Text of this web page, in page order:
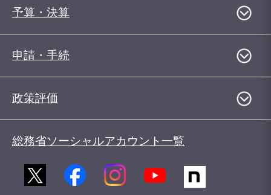
予算・決算
申請・手続
政策評価
総務省ソーシャルアカウント一覧